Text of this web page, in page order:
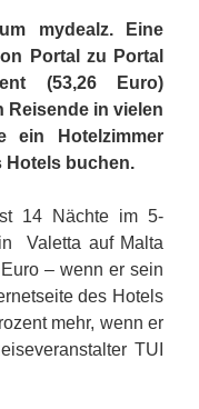
mydealz. Eine
Portal zu Portal
(53,26 Euro)
Reisende in vielen
ein Hotelzimmer
Hotels buchen.
14 Nächte im 5-
Valetta auf Malta
– wenn er sein
des Hotels
mehr, wenn er
TUI